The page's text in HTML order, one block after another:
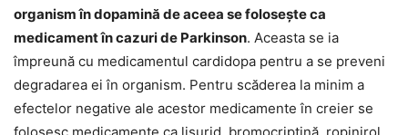
organism în dopamină de aceea se folosește ca
medicament în cazuri de Parkinson. Aceasta se ia
împreună cu medicamentul cardidopa pentru a se preveni
degradarea ei în organism. Pentru scăderea la minim a
efectelor negative ale acestor medicamente în creier se
folosesc medicamente ca lisurid, bromocriptină, ropinirol